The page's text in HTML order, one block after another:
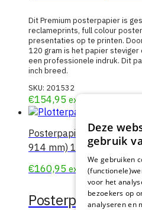
Dit Premium posterpapier is
reclameprints, full colour
presentaties op te printen.
120 gram is het papier
een professionele indruk. Dit
inch breed.
SKU: 201532
€154,95 excl. btw
Posterpapier Premium A0
914 mm) 120 gr 30
€160,95 excl. btw Meer
Posterpapier
Deze
gebruik
We gebruiken
voor het
bezoekers op
analyseren en